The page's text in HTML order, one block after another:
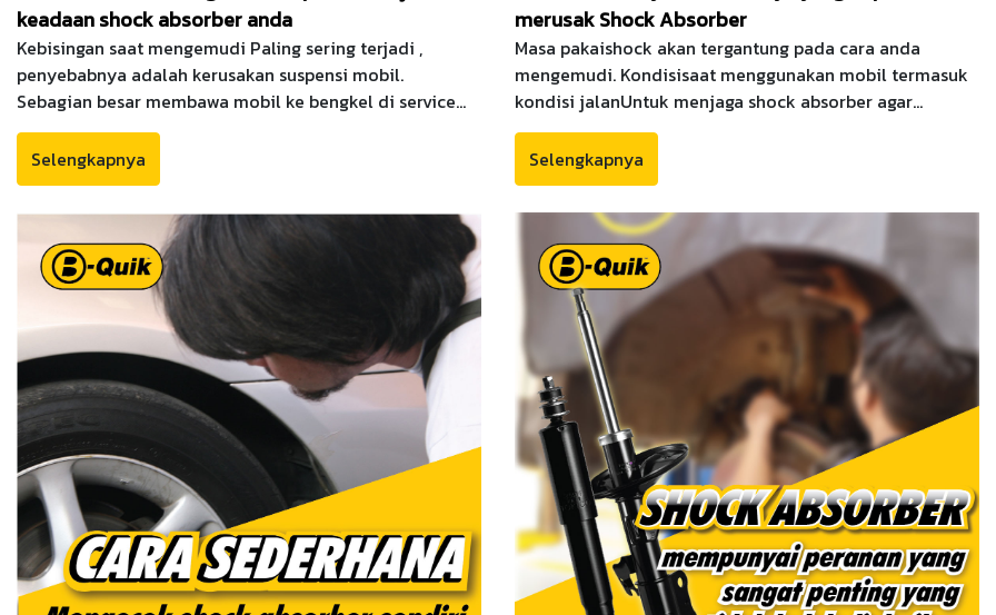
keadaan shock absorber anda
Kebisingan saat mengemudi Paling sering terjadi ,
penyebabnya adalah kerusakan suspensi mobil.
Sebagian besar membawa mobil ke bengkel di service
center untuk pengecekan . Namun dari beberapa suara
yang terjadi, kita bisa mengetahui penyebab dasarnya
terlebih dahulu sebagai berikut
Selengkapnya
merusak Shock Absorber
Masa pakaishock akan tergantung pada cara anda
mengemudi. Kondisisaat menggunakan mobil termasuk
kondisi jalanUntuk menjaga shock absorber agar
dapatdigunakan secara efektif dalam waktu yang lama,
3 perilaku berbahaya yang dapatmerusak shock
absorber harus dihindari sebagai berikut:
Selengkapnya